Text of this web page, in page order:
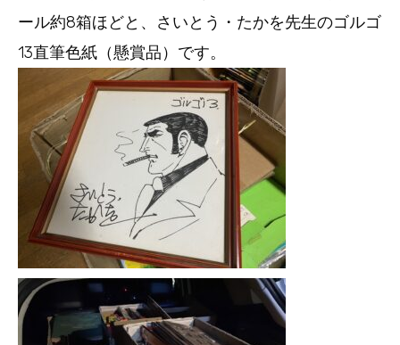
ール約8箱ほどと、さいとう・たかを先生のゴルゴ
13直筆色紙（懸賞品）です。